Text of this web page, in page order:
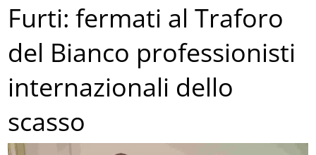
Furti: fermati al Traforo
del Bianco professionisti
internazionali dello
scasso